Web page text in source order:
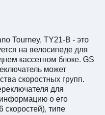
Tourney, TY21-B - это
на велосипеде для
кассетном блоке. GS
может
скоростных групп.
для
о его
скоростей), типе